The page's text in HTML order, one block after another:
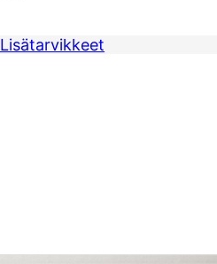
Lisätarvikkeet